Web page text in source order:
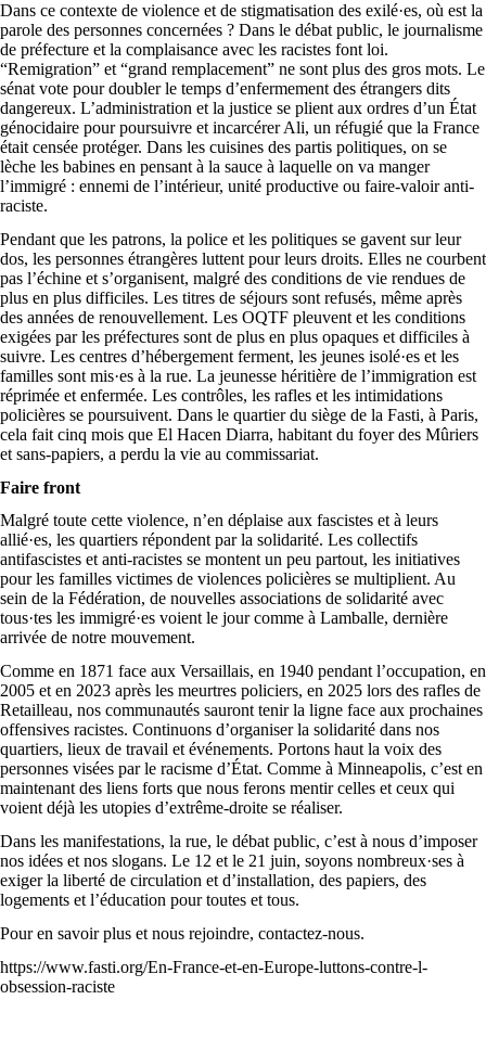
Dans ce contexte de violence et de stigmatisation des exilé·es, où est la
parole des personnes concernées ? Dans le débat public, le journalisme
de préfecture et la complaisance avec les racistes font loi.
“Remigration” et “grand remplacement” ne sont plus des gros mots. Le
sénat vote pour doubler le temps d’enfermement des étrangers dits
dangereux. L’administration et la justice se plient aux ordres d’un État
génocidaire pour poursuivre et incarcérer Ali, un réfugié que la France
était censée protéger. Dans les cuisines des partis politiques, on se
lèche les babines en pensant à la sauce à laquelle on va manger
l’immigré : ennemi de l’intérieur, unité productive ou faire-valoir anti-
raciste.
Pendant que les patrons, la police et les politiques se gavent sur leur
dos, les personnes étrangères luttent pour leurs droits. Elles ne courbent
pas l’échine et s’organisent, malgré des conditions de vie rendues de
plus en plus difficiles. Les titres de séjours sont refusés, même après
des années de renouvellement. Les OQTF pleuvent et les conditions
exigées par les préfectures sont de plus en plus opaques et difficiles à
suivre. Les centres d’hébergement ferment, les jeunes isolé·es et les
familles sont mis·es à la rue. La jeunesse héritière de l’immigration est
réprimée et enfermée. Les contrôles, les rafles et les intimidations
policières se poursuivent. Dans le quartier du siège de la Fasti, à Paris,
cela fait cinq mois que El Hacen Diarra, habitant du foyer des Mûriers
et sans-papiers, a perdu la vie au commissariat.
Faire front
Malgré toute cette violence, n’en déplaise aux fascistes et à leurs
allié·es, les quartiers répondent par la solidarité. Les collectifs
antifascistes et anti-racistes se montent un peu partout, les initiatives
pour les familles victimes de violences policières se multiplient. Au
sein de la Fédération, de nouvelles associations de solidarité avec
tous·tes les immigré·es voient le jour comme à Lamballe, dernière
arrivée de notre mouvement.
Comme en 1871 face aux Versaillais, en 1940 pendant l’occupation, en
2005 et en 2023 après les meurtres policiers, en 2025 lors des rafles de
Retailleau, nos communautés sauront tenir la ligne face aux prochaines
offensives racistes. Continuons d’organiser la solidarité dans nos
quartiers, lieux de travail et événements. Portons haut la voix des
personnes visées par le racisme d’État. Comme à Minneapolis, c’est en
maintenant des liens forts que nous ferons mentir celles et ceux qui
voient déjà les utopies d’extrême-droite se réaliser.
Dans les manifestations, la rue, le débat public, c’est à nous d’imposer
nos idées et nos slogans. Le 12 et le 21 juin, soyons nombreux·ses à
exiger la liberté de circulation et d’installation, des papiers, des
logements et l’éducation pour toutes et tous.
Pour en savoir plus et nous rejoindre, contactez-nous.
https://www.fasti.org/En-France-et-en-Europe-luttons-contre-l-
obsession-raciste